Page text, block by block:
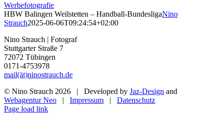
Werbefotografie
HBW Balingen Weilstetten – Handball-BundesligaNino
Strauch2025-06-06T09:24:54+02:00
Nino Strauch | Fotograf
Stuttgarter Straße 7
72072 Tübingen
0171-4753978
mail(ät)ninostrauch.de
© Nino Strauch 2026 | Developed by Jaz-Design and
Webagentur Neo | Impressum | Datenschutz
Instagram
Page load link